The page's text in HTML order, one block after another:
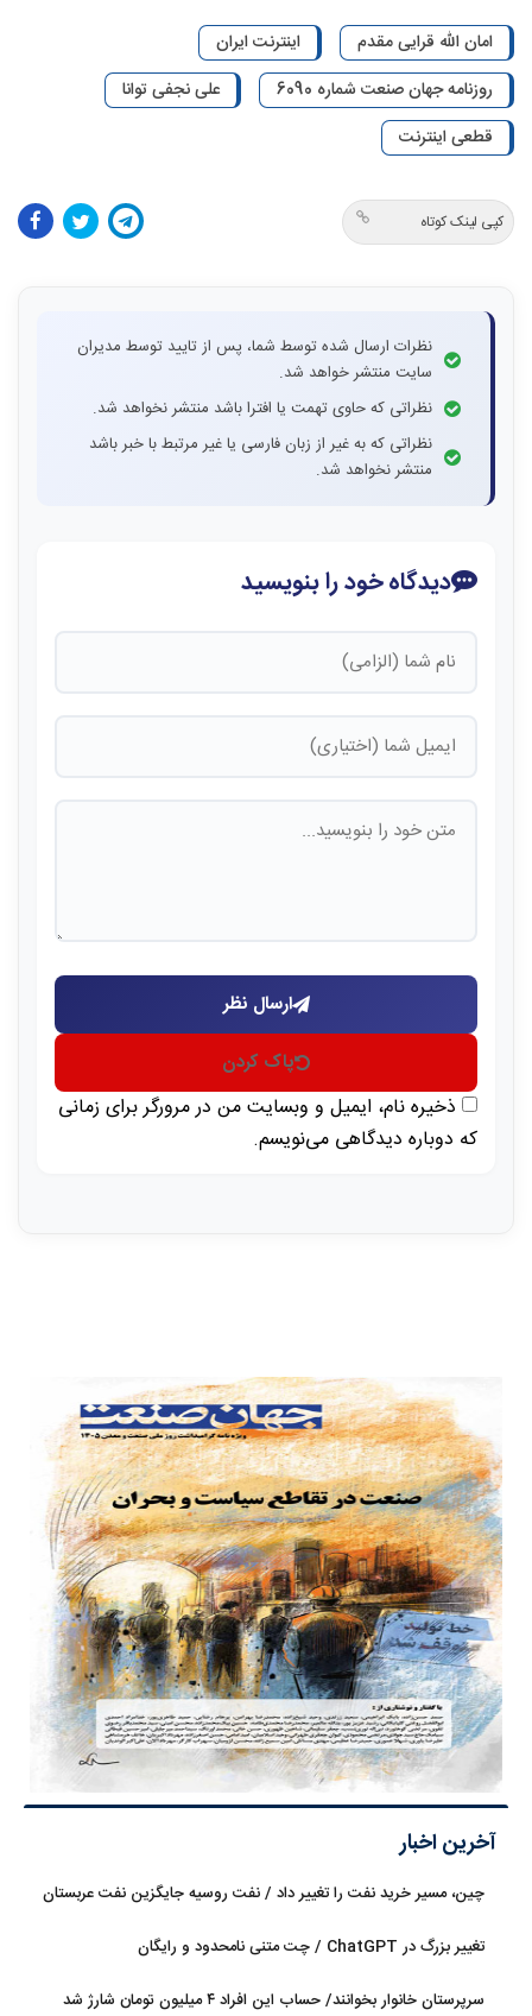
امان الله قرایی مقدم
اینترنت ایران
روزنامه جهان صنعت شماره 6090
علی نجفی توانا
قطعی اینترنت
کپی لینک کوتاه
نظرات ارسال شده توسط شما، پس از تایید توسط مدیران
سایت منتشر خواهد شد.
نظراتی که حاوی تهمت یا افترا باشد منتشر نخواهد شد.
نظراتی که به غیر از زبان فارسی یا غیر مرتبط با خبر باشد
منتشر نخواهد شد.
دیدگاه خود را بنویسید
ارسال نظر
پاک کردن
ذخیره نام، ایمیل و وبسایت من در مرورگر برای زمانی
که دوباره دیدگاهی می‌نویسم.
آخرین اخبار
چین، مسیر خرید نفت را تغییر داد / نفت روسیه جایگزین نفت عربستان
تغییر بزرگ در ChatGPT / چت متنی نامحدود و رایگان
سرپرستان خانوار بخوانند/ حساب این افراد ۴ میلیون تومان شارژ شد